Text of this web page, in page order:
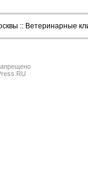
:: Ветеринарные